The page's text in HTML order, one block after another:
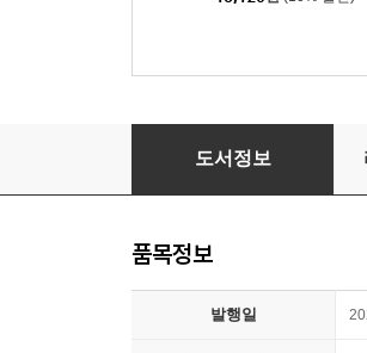
고객이 기업에게 원하는 단
도서정보
품목정보
발행일